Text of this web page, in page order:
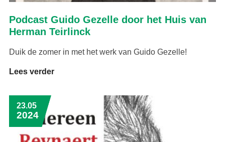
Podcast Guido Gezelle door het Huis van
Herman Teirlinck
Duik de zomer in met het werk van Guido Gezelle!
Lees verder
23.05
2024